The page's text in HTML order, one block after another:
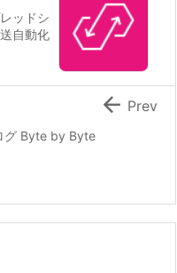
ッドシ
自動化
グ Byte by Byte
 Prev